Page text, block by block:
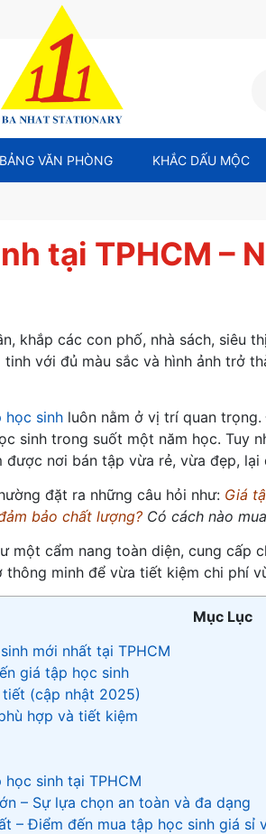
BẢNG VĂN PHÒNG KHẮC DẤU MỘC
tại TPHCM –
khắp các con phố, nhà sách, siêu
với đủ màu sắc và hình ảnh trở
học sinhluôn nằm ở vị trí quan trọng.
sinh trong suốt một năm học. Tuy
nơi bán tập vừa rẻ, vừa đẹp,
đặt ra những câu hỏi như: Giá
bảo chất lượng?Có cách nào
một cẩm nang toàn diện, cung cấp
minh để vừa tiết kiệm chi phí
Mục Lục
mới nhất tại TPHCM
giá tập học sinh
(cập nhật 2025)
hợp và tiết kiệm
sinh tại TPHCM
– Sự lựa chọn an toàn và đa dạng
– Điểm đến mua tập học sinh giá sỉ